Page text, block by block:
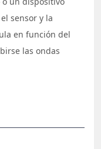
sensor y la
en función del
las ondas